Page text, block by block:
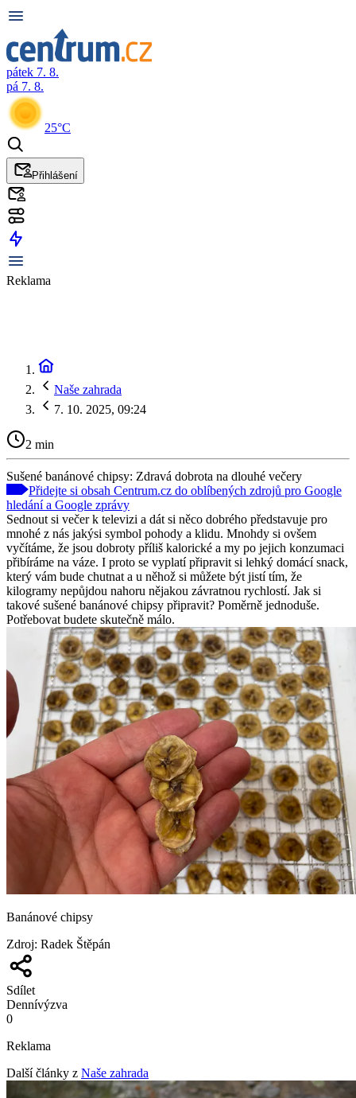
pátek 7. 8.
pá 7. 8.
25°C
Přihlášení
Reklama
Naše zahrada
7. 10. 2025, 09:24
2 min
Sušené banánové chipsy: Zdravá dobrota na dlouhé večery
Přidejte si obsah Centrum.cz do oblíbených zdrojů pro Google
hledání a Google zprávy
Sednout si večer k televizi a dát si něco dobrého představuje pro
mnohé z nás jakýsi symbol pohody a klidu. Mnohdy si ovšem
vyčítáme, že jsou dobroty příliš kalorické a my po jejich konzumaci
přibíráme na váze. I proto se vyplatí připravit si lehký domácí snack,
který vám bude chutnat a u něhož si můžete být jistí tím, že
kilogramy nepůjdou nahoru nějakou závratnou rychlostí. Jak si
takové sušené banánové chipsy připravit? Poměrně jednoduše.
Potřebovat budete skutečně málo.
Banánové chipsy
Zdroj: Radek Štěpán
Sdílet
Dennívýzva
0
Reklama
Další články z Naše zahrada